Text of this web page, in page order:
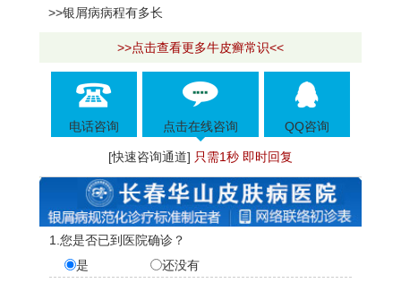
>>银屑病病程有多长
>>点击查看更多牛皮癣常识<<
电话咨询 点击在线咨询 QQ咨询
[快速咨询通道] 只需1秒 即时回复
1.您是否已到医院确诊？
是
还没有